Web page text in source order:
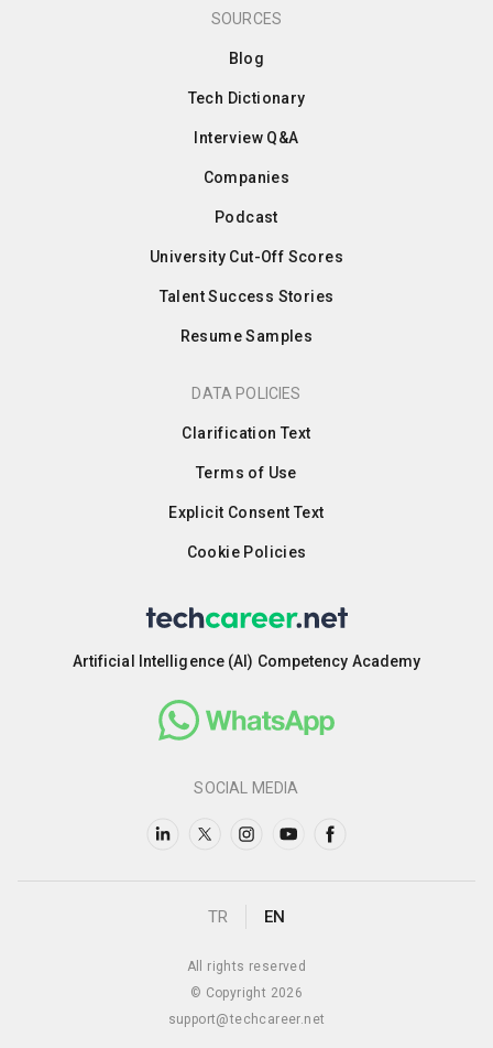
SOURCES
Blog
Tech Dictionary
Interview Q&A
Companies
Podcast
University Cut-Off Scores
Talent Success Stories
Resume Samples
DATA POLICIES
Clarification Text
Terms of Use
Explicit Consent Text
Cookie Policies
Artificial Intelligence (AI) Competency Academy
SOCIAL MEDIA
TR EN
All rights reserved
© Copyright 2026
support@techcareer.net